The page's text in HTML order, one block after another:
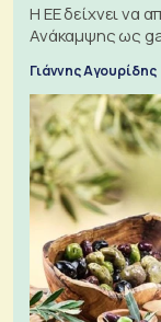
Η ΕΕ δείχνει να
Ανάκαμψης ως
Γιάννης Αγουρίδης